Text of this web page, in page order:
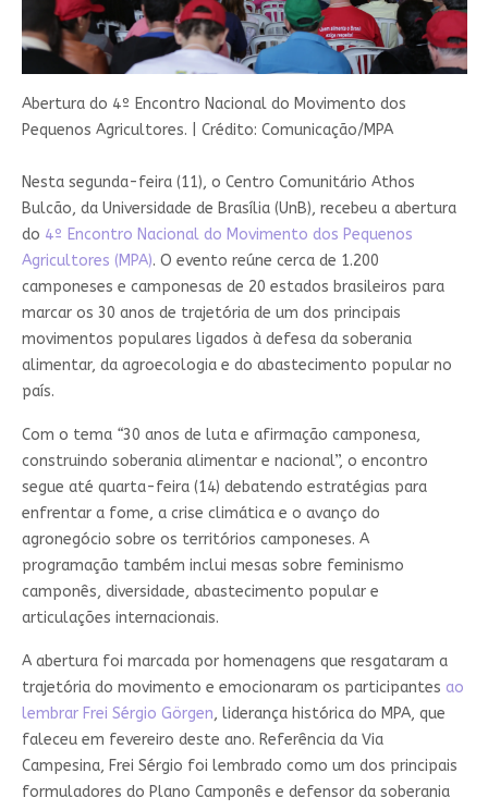
Abertura do 4º Encontro Nacional do Movimento dos
Pequenos Agricultores.
Crédito: Comunicação/MPA
Nesta segunda-feira (11), o Centro Comunitário Athos
Bulcão, da Universidade de Brasília (UnB), recebeu a abertura
do 4º Encontro Nacional do Movimento dos Pequenos
Agricultores (MPA). O evento reúne cerca de 1.200
camponeses e camponesas de 20 estados brasileiros para
marcar os 30 anos de trajetória de um dos principais
movimentos populares ligados à defesa da soberania
alimentar, da agroecologia e do abastecimento popular no
país.
Com o tema “30 anos de luta e afirmação camponesa,
construindo soberania alimentar e nacional”, o encontro
segue até quarta-feira (14) debatendo estratégias para
enfrentar a fome, a crise climática e o avanço do
agronegócio sobre os territórios camponeses. A
programação também inclui mesas sobre feminismo
camponês, diversidade, abastecimento popular e
articulações internacionais.
A abertura foi marcada por homenagens que resgataram a
trajetória do movimento e emocionaram os participantes ao
lembrar Frei Sérgio Görgen, liderança histórica do MPA, que
faleceu em fevereiro deste ano. Referência da Via
Campesina, Frei Sérgio foi lembrado como um dos principais
formuladores do Plano Camponês e defensor da soberania